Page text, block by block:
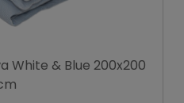
White & Blue 200x200